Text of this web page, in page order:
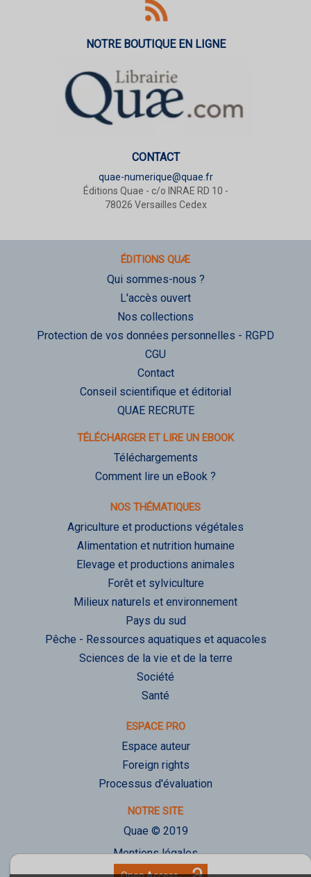
NOTRE BOUTIQUE EN LIGNE
CONTACT
quae-numerique@quae.fr
Éditions Quae - c/o INRAE RD 10 -
78026 Versailles Cedex
ÉDITIONS QUÆ
Qui sommes-nous ?
L'accès ouvert
Nos collections
Protection de vos données personnelles - RGPD
CGU
Contact
Conseil scientifique et éditorial
QUAE RECRUTE
TÉLÉCHARGER ET LIRE UN EBOOK
Téléchargements
Comment lire un eBook ?
NOS THÉMATIQUES
Agriculture et productions végétales
Alimentation et nutrition humaine
Elevage et productions animales
Forêt et sylviculture
Milieux naturels et environnement
Pays du sud
Pêche - Ressources aquatiques et aquacoles
Sciences de la vie et de la terre
Société
Santé
ESPACE PRO
Espace auteur
Foreign rights
Processus d'évaluation
NOTRE SITE
Quae © 2019
Mentions légales
Déclaration d'accessibilité